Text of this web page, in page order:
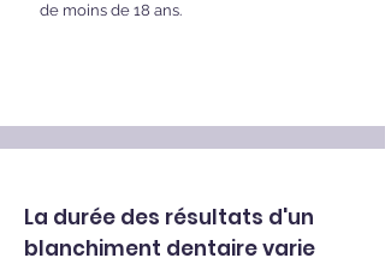
de moins de 18 ans.
La durée des résultats d'un
blanchiment dentaire varie